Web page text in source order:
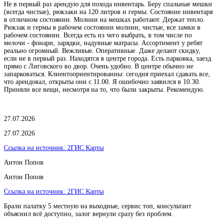
Не в первый раз арендую для похода инвентарь. Беру спальные мешки
(всегда чистые), рюкзаки на 120 литров и гермы. Состояние инвентаря
в отличном состоянии. Молнии на мешках работают. Держат тепло.
Рюкзак и гермы в рабочем состоянии молнии, чистые, все замки в
рабочем состоянии. Всегда есть из чего выбрать, в том числе по
мелочи - фонари, зарядки, надувные матрасы. Ассортимент у ребят
реально огромный. Вежливые. Оперативные. Даже делают скидку,
если не в первый раз. Находятся в центре города. Есть парковка, заезд
прямо с Лиговского во двор. Очень удобно. В центре обычно не
запарковаться. Клиентоориентированны: сегодня приехал сдавать все,
что арендовал, открыты они с 11.00. Я ошибочно заявился в 10.30.
Приняли все вещи, несмотря на то, что были закрыты. Рекомендую.
27.07.2026
27.07.2026
Ссылка на источник: 2ГИС Карты
Антон Попов
Антон Попов
Ссылка на источник: 2ГИС Карты
Брали палатку 5 местную на выходные, сервис топ, консультант
объяснил всё доступно, залог вернули сразу без проблем.